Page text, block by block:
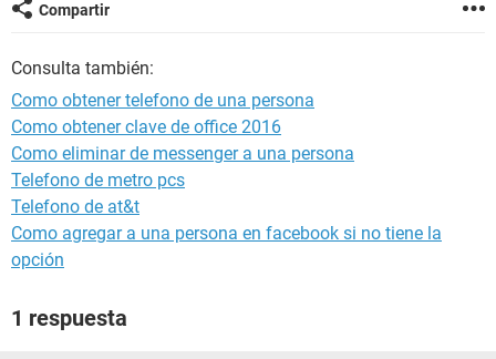
Compartir
Consulta también:
Como obtener telefono de una persona
Como obtener clave de office 2016
Como eliminar de messenger a una persona
Telefono de metro pcs
Telefono de at&t
Como agregar a una persona en facebook si no tiene la
opción
1 respuesta